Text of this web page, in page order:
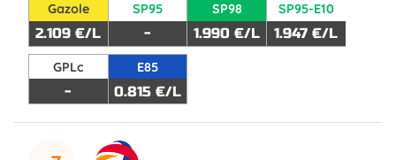
Gazole
2.109 €/L
SP95
-
SP98
1.990 €/L
SP95-E10
1.947 €/L
GPLc
-
E85
0.815 €/L